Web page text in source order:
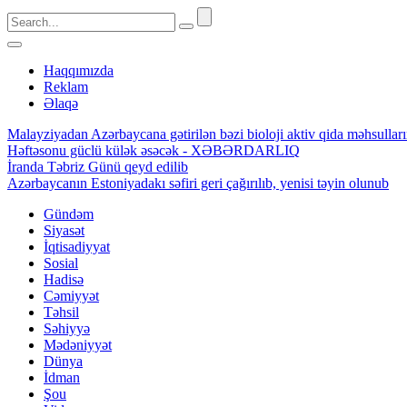
Haqqımızda
Reklam
Əlaqə
Malayziyadan Azərbaycana gətirilən bəzi bioloji aktiv qida
Həftəsonu güclü külək əsəcək - XƏBƏRDARLIQ
İranda Təbriz Günü qeyd edilib
Azərbaycanın Estoniyadakı səfiri geri çağırılıb, yenisi təyin olunub
Gündəm
Siyasət
İqtisadiyyat
Sosial
Hadisə
Cəmiyyət
Təhsil
Səhiyyə
Mədəniyyət
Dünya
İdman
Şou